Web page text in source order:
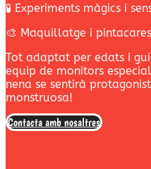
🧪 Experiments màgics i
🎨 Maquillatge i
Tot adaptat per edats i
equip de monitors
nena se sentirà
monstruosa!
Contacta amb nosaltres